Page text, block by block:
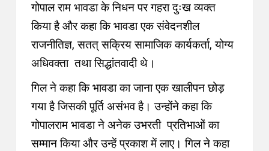
गोपाल राम भावडा के निधन पर गहरा दुःख व्यक्त
किया है और कहा कि भावडा एक संवेदनशील
राजनीतिज्ञ, सतत् सक्रिय सामाजिक कार्यकर्ता, योग्य
अधिवक्ता तथा सिद्धांतवादी थे।
गिल ने कहा कि भावडा का जाना एक खालीपन छोड़
गया है जिसकी पूर्ति असंभव है। उन्होंने कहा कि
गोपालराम भावडा ने अनेक उभरती प्रतिभाओं का
सम्मान किया और उन्हें प्रकाश में लाए। गिल ने कहा